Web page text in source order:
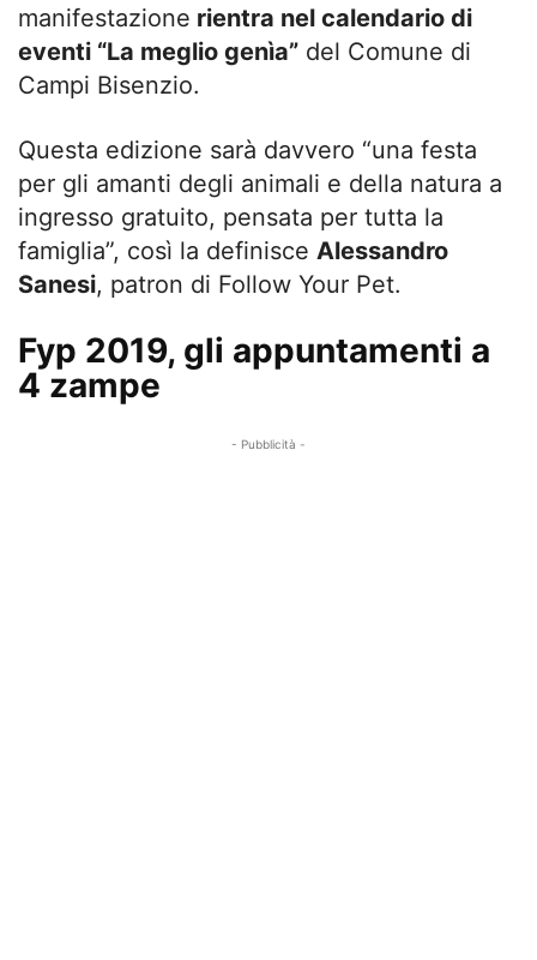
manifestazione rientra nel calendario di
eventi “La meglio genìa” del Comune di
Campi Bisenzio.
Questa edizione sarà davvero “una festa
per gli amanti degli animali e della natura a
ingresso gratuito, pensata per tutta la
famiglia”, così la definisce Alessandro
Sanesi, patron di Follow Your Pet.
Fyp 2019, gli appuntamenti a
4 zampe
- Pubblicità -